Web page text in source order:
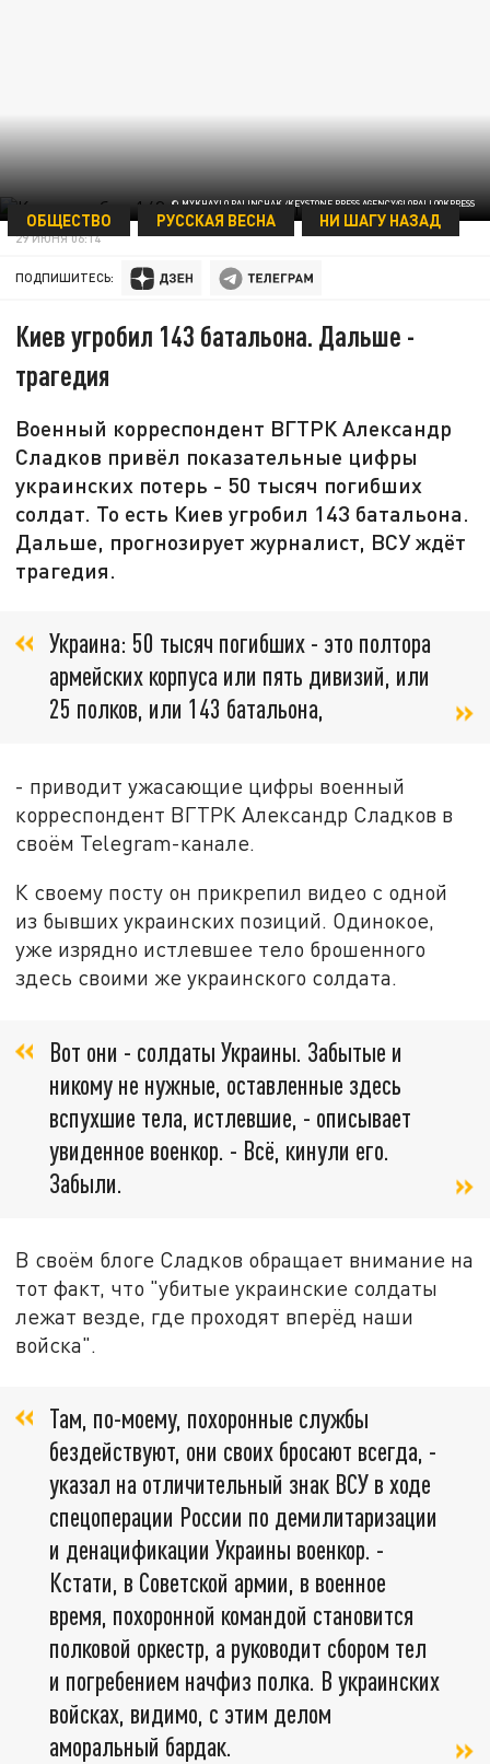
© MYKHAYLO PALINCHAK /KEYSTONE PRESS AGENCY/GLOBALLOOKPRESS
ОБЩЕСТВО РУССКАЯ ВЕСНА НИ ШАГУ НАЗАД
29 ИЮНЯ 06:14
ПОДПИШИТЕСЬ:
Киев угробил 143 батальона. Дальше -
трагедия
Военный корреспондент ВГТРК Александр
Сладков привёл показательные цифры
украинских потерь - 50 тысяч погибших
солдат. То есть Киев угробил 143 батальона.
Дальше, прогнозирует журналист, ВСУ ждёт
трагедия.
Украина: 50 тысяч погибших - это полтора
армейских корпуса или пять дивизий, или
25 полков, или 143 батальона,
- приводит ужасающие цифры военный
корреспондент ВГТРК Александр Сладков в
своём Telegram-канале.
К своему посту он прикрепил видео с одной
из бывших украинских позиций. Одинокое,
уже изрядно истлевшее тело брошенного
здесь своими же украинского солдата.
Вот они - солдаты Украины. Забытые и
никому не нужные, оставленные здесь
вспухшие тела, истлевшие, - описывает
увиденное военкор. - Всё, кинули его.
Забыли.
В своём блоге Сладков обращает внимание на
тот факт, что "убитые украинские солдаты
лежат везде, где проходят вперёд наши
войска".
Там, по-моему, похоронные службы
бездействуют, они своих бросают всегда, -
указал на отличительный знак ВСУ в ходе
спецоперации России по демилитаризации
и денацификации Украины военкор. -
Кстати, в Советской армии, в военное
время, похоронной командой становится
полковой оркестр, а руководит сбором тел
и погребением начфиз полка. В украинских
войсках, видимо, с этим делом
аморальный бардак.